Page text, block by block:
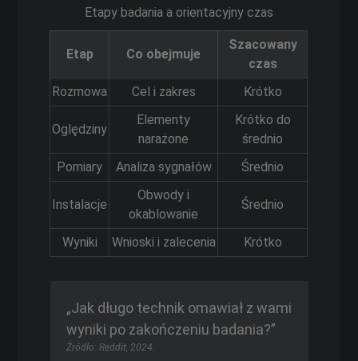
Etapy badania a orientacyjny czas
Etap Co obejmuje
Szacowany
czas
Rozmowa
Cel i zakres Krótko
Oględziny
Elementy
narażone
Krótko do
średnio
Pomiary
Analiza sygnałów Średnio
Instalacje
Obwody i
okablowanie
Średnio
Wyniki Wnioski i zalecenia Krótko
„Jak długo technik omawiał z wami
wyniki po zakończeniu badania?”
Źródło: Reddit, 2024.